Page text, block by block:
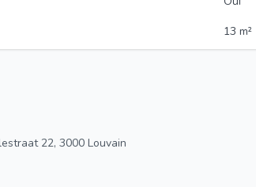
13 m²
22, 3000 Louvain